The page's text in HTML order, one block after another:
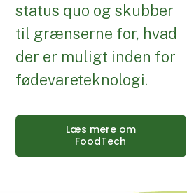
status quo og skubber
til grænserne for, hvad
der er muligt inden for
fødevareteknologi.
Læs mere om
FoodTech